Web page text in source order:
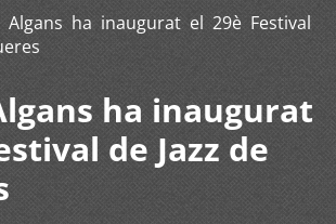
Algans ha inaugurat el 29è Festival
ha inaugurat
de Jazz de